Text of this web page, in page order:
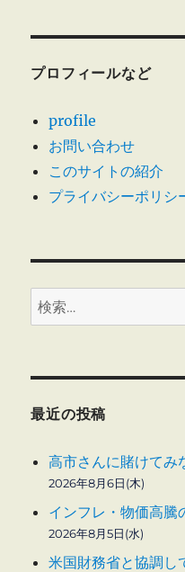
ン
プロフィールなど
profile
お問い合わせ
このサイトの紹介
プライバシーポリシ
検
索:
最近の投稿
高市さんに賭けてみ
2026年8月6日(木)
インフレ・物価高
2026年8月5日(水)
米国財務省と協調